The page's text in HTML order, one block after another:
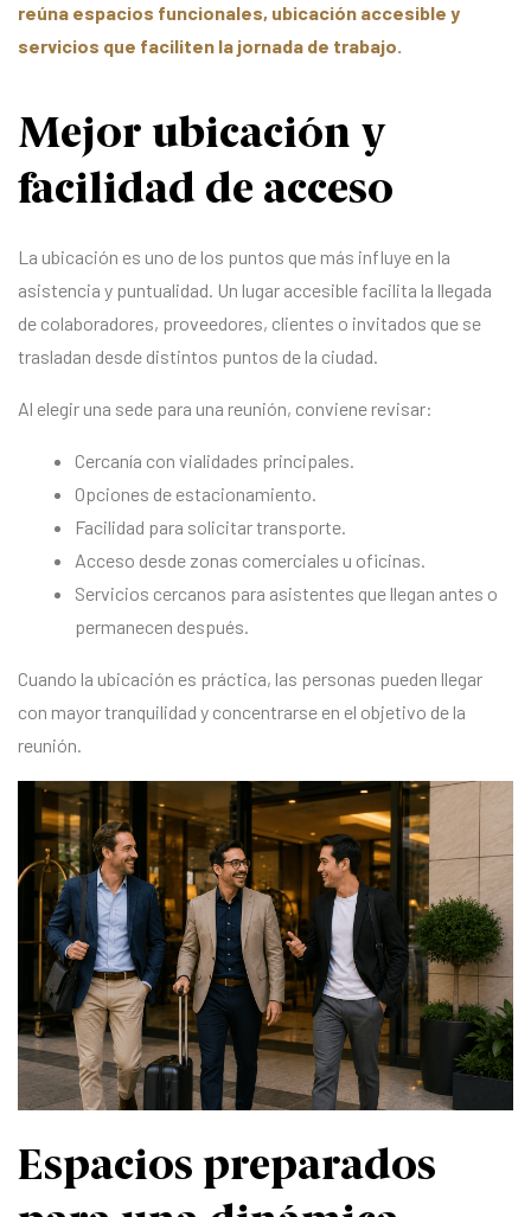
reúna espacios funcionales, ubicación accesible y
servicios que faciliten la jornada de trabajo.
Mejor ubicación y
facilidad de acceso
La ubicación es uno de los puntos que más influye en la
asistencia y puntualidad. Un lugar accesible facilita la llegada
de colaboradores, proveedores, clientes o invitados que se
trasladan desde distintos puntos de la ciudad.
Al elegir una sede para una reunión, conviene revisar:
Cercanía con vialidades principales.
Opciones de estacionamiento.
Facilidad para solicitar transporte.
Acceso desde zonas comerciales u oficinas.
Servicios cercanos para asistentes que llegan antes o
permanecen después.
Cuando la ubicación es práctica, las personas pueden llegar
con mayor tranquilidad y concentrarse en el objetivo de la
reunión.
Espacios preparados